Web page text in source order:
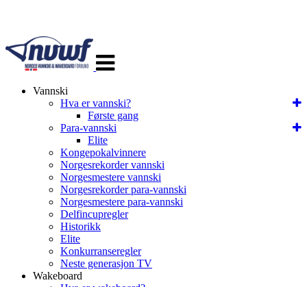
navigasjon
Vannski
Hva er vannski?
Første gang
Para-vannski
Elite
Kongepokalvinnere
Norgesrekorder vannski
Norgesmestere vannski
Norgesrekorder para-vannski
Norgesmestere para-vannski
Delfincupregler
Historikk
Elite
Konkurranseregler
Neste generasjon TV
Wakeboard